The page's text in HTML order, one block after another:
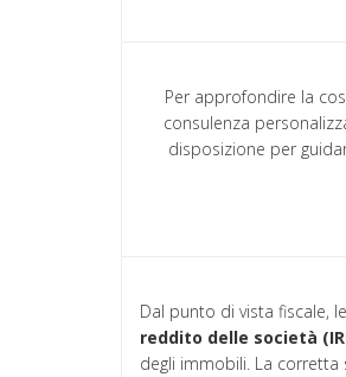
Per approfondire la
consulenza
disposizione per
Dal punto di vista fiscale, le
reddito delle società
degli immobili. La